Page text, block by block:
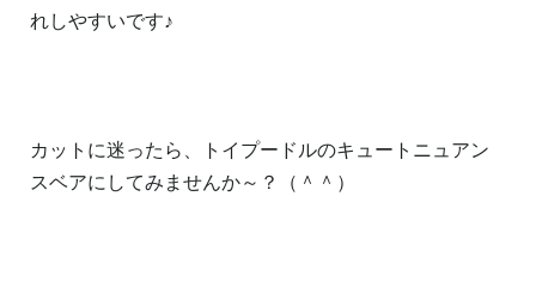
れしやすいです♪
カットに迷ったら、トイプードルのキュートニュアン
スベアにしてみませんか～？（＾＾）